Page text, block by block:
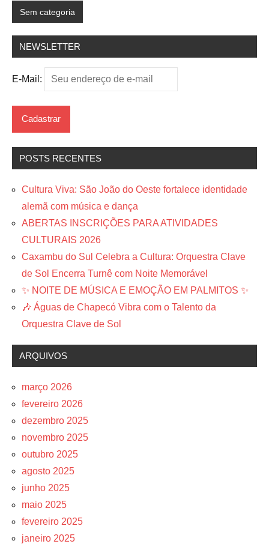
Sem categoria
NEWSLETTER
E-Mail:
POSTS RECENTES
Cultura Viva: São João do Oeste fortalece identidade
alemã com música e dança
ABERTAS INSCRIÇÕES PARA ATIVIDADES
CULTURAIS 2026
Caxambu do Sul Celebra a Cultura: Orquestra Clave
de Sol Encerra Turnê com Noite Memorável
✨ NOITE DE MÚSICA E EMOÇÃO EM PALMITOS ✨
🎶 Águas de Chapecó Vibra com o Talento da
Orquestra Clave de Sol
ARQUIVOS
março 2026
fevereiro 2026
dezembro 2025
novembro 2025
outubro 2025
agosto 2025
junho 2025
maio 2025
fevereiro 2025
janeiro 2025